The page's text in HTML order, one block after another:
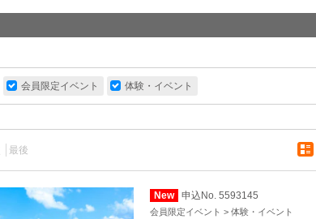
会員限定イベント 体験・イベント
最後
New 申込No. 5593145
会員限定イベント > 体験・イベント